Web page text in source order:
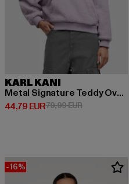
KARL KANI
Metal Signature Teddy Oversized
44,79 EUR
Ajankohtainen hinta: 44,79 EUR
79,99 EUR
-16%